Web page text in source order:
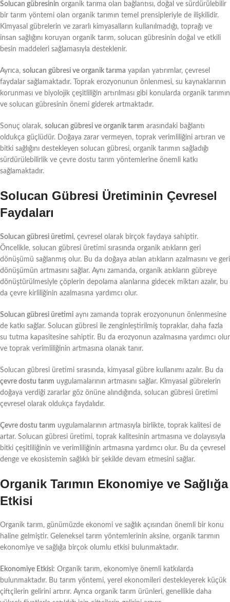
Solucan gübresinin organik tarıma olan bağlantısı, doğal ve sürdürülebilir
bir tarım yöntemi olan organik tarımın temel prensipleriyle de ilişkilidir.
Kimyasal gübrelerin ve zararlı kimyasalların kullanılmadığı, toprağı ve
insan sağlığını koruyan organik tarım, solucan gübresinin doğal ve etkili
besin maddeleri sağlamasıyla desteklenir.
Ayrıca, solucan gübresi ve organik tarıma yapılan yatırımlar, çevresel
faydalar sağlamaktadır. Toprak erozyonunun önlenmesi, su kaynaklarının
korunması ve biyolojik çeşitliliğin artırılması gibi konularda organik tarımın
ve solucan gübresinin önemi giderek artmaktadır.
Sonuç olarak, solucan gübresi ve organik tarım arasındaki bağlantı
oldukça güçlüdür. Doğaya zarar vermeyen, toprak verimliliğini artıran ve
bitki sağlığını destekleyen solucan gübresi, organik tarımın sağladığı
sürdürülebilirlik ve çevre dostu tarım yöntemlerine önemli katkı
sağlamaktadır.
Solucan Gübresi Üretiminin Çevresel
Faydaları
Solucan gübresi üretimi, çevresel olarak birçok faydaya sahiptir.
Öncelikle, solucan gübresi üretimi sırasında organik atıkların geri
dönüşümü sağlanmış olur. Bu da doğaya atılan atıkların azalmasını ve geri
dönüşümün artmasını sağlar. Aynı zamanda, organik atıkların gübreye
dönüştürülmesiyle çöplerin depolama alanlarına gidecek miktarı azalır, bu
da çevre kirliliğinin azalmasına yardımcı olur.
Solucan gübresi üretimi aynı zamanda toprak erozyonunun önlenmesine
de katkı sağlar. Solucan gübresi ile zenginleştirilmiş topraklar, daha fazla
su tutma kapasitesine sahiptir. Bu da erozyonun azalmasına yardımcı olur
ve toprak verimliliğinin artmasına olanak tanır.
Solucan gübresi üretimi sırasında, kimyasal gübre kullanımı azalır. Bu da
çevre dostu tarım uygulamalarının artmasını sağlar. Kimyasal gübrelerin
doğaya verdiği zararlar göz önüne alındığında, solucan gübresi üretimi
çevresel olarak oldukça faydalıdır.
Çevre dostu tarım uygulamalarının artmasıyla birlikte, toprak kalitesi de
artar. Solucan gübresi üretimi, toprak kalitesinin artmasına ve dolayısıyla
bitki çeşitliliğinin ve verimliliğinin artmasına yardımcı olur. Bu da çevresel
denge ve ekosistemin sağlıklı bir şekilde devam etmesini sağlar.
Organik Tarımın Ekonomiye ve Sağlığa
Etkisi
Organik tarım, günümüzde ekonomi ve sağlık açısından önemli bir konu
haline gelmiştir. Geleneksel tarım yöntemlerinin aksine, organik tarımın
ekonomiye ve sağlığa birçok olumlu etkisi bulunmaktadır.
Ekonomiye Etkisi: Organik tarım, ekonomiye önemli katkılarda
bulunmaktadır. Bu tarım yöntemi, yerel ekonomileri destekleyerek küçük
çiftçilerin gelirini artırır. Ayrıca organik tarım ürünleri, genellikle daha